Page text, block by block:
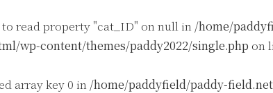
read property "cat_ID" on null in /home/
wp-content/themes/paddy2022/single.php on
array key 0 in /home/paddyfield/paddy-